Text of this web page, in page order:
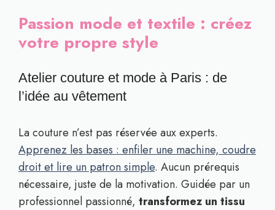
Passion mode et textile : créez
votre propre style
Atelier couture et mode à Paris : de
l’idée au vêtement
La couture n’est pas réservée aux experts.
Apprenez les bases : enfiler une machine, coudre
droit et lire un patron simple. Aucun prérequis
nécessaire, juste de la motivation. Guidée par un
professionnel passionné, transformez un tissu